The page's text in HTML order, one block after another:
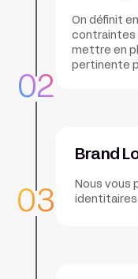
02
03
On définit
contraintes
mettre en
pertinente
Brand
Nous vous